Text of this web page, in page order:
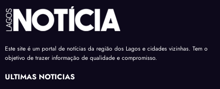
Este site é um portal de notícias da região dos Lagos e cidades vizinhas. Tem o
objetivo de trazer informação de qualidade e compromisso.
ÚLTIMAS NOTÍCIAS